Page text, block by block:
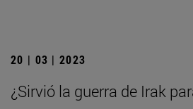
20 | 03 | 2023
¿Sirvió la guerra de Irak